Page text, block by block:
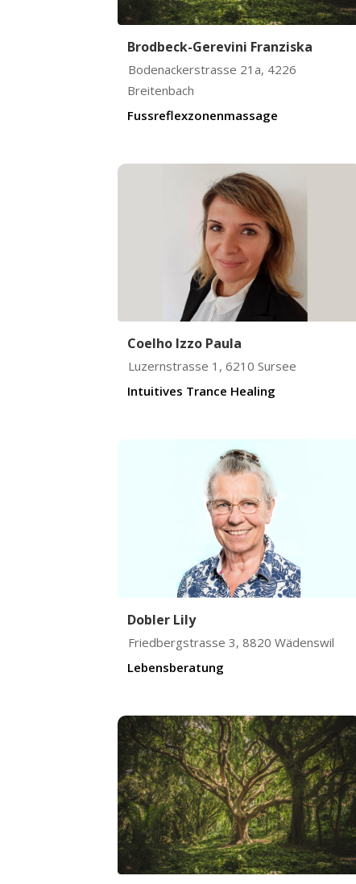
Brodbeck-Gerevini Franziska
Bodenackerstrasse 21a, 4226
Breitenbach
Fussreflexzonenmassage
Coelho Izzo Paula
Luzernstrasse 1 , 6210 Sursee
Intuitives Trance Healing
Dobler Lily
Friedbergstrasse 3, 8820 Wädenswil
Lebensberatung